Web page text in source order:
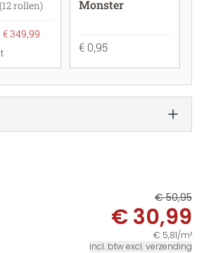
(12 rollen)
€ 349,99
Monster
€ 0,95
€ 50,95
€ 30,99
€ 5,81/m²
incl. btw excl. verzending